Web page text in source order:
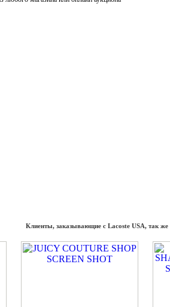
Клиенты, заказывающие с Lacoste USA, так же